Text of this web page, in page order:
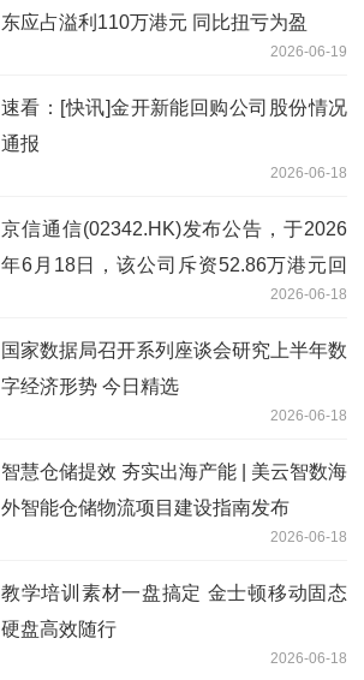
东应占溢利110万港元 同比扭亏为盈
2026-06-19
速看：[快讯]金开新能回购公司股份情况
通报
2026-06-18
京信通信(02342.HK)发布公告，于2026
年6月18日，该公司斥资52.86万港元回
2026-06-18
国家数据局召开系列座谈会研究上半年数
字经济形势 今日精选
2026-06-18
智慧仓储提效 夯实出海产能 | 美云智数海
外智能仓储物流项目建设指南发布
2026-06-18
教学培训素材一盘搞定 金士顿移动固态
硬盘高效随行
2026-06-18